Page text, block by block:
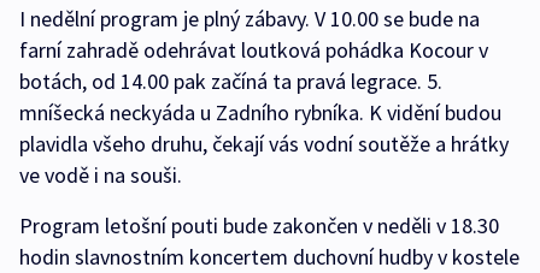
I nedělní program je plný zábavy. V 10.00 se bude na
farní zahradě odehrávat loutková pohádka Kocour v
botách, od 14.00 pak začíná ta pravá legrace. 5.
mníšecká neckyáda u Zadního rybníka. K vidění budou
plavidla všeho druhu, čekají vás vodní soutěže a hrátky
ve vodě i na souši.
Program letošní pouti bude zakončen v neděli v 18.30
hodin slavnostním koncertem duchovní hudby v kostele